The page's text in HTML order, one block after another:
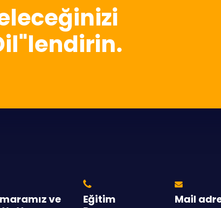
ve
Eğitim
Mail